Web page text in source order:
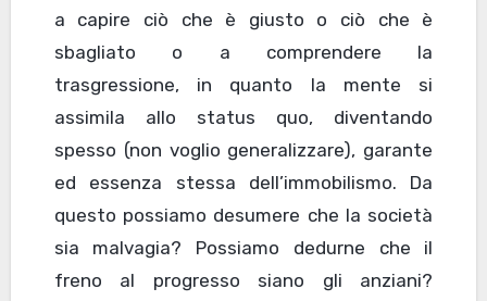
a capire ciò che è giusto o ciò che è
sbagliato o a comprendere la
trasgressione, in quanto la mente si
assimila allo status quo, diventando
spesso (non voglio generalizzare), garante
ed essenza stessa dell’immobilismo. Da
questo possiamo desumere che la società
sia malvagia? Possiamo dedurne che il
freno al progresso siano gli anziani?